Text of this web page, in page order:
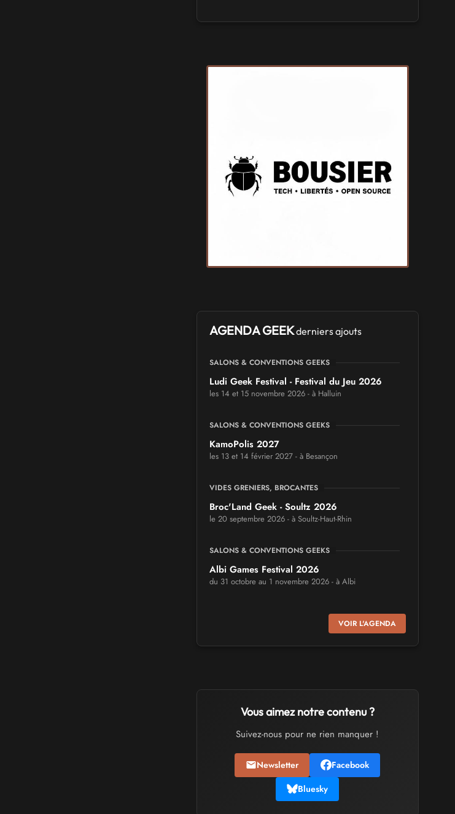
AGENDA GEEKderniers ajouts
SALONS & CONVENTIONS GEEKS
Ludi Geek Festival - Festival du Jeu 2026
les 14 et 15 novembre 2026 - à Halluin
SALONS & CONVENTIONS GEEKS
KamoPolis 2027
les 13 et 14 février 2027 - à Besançon
VIDES GRENIERS, BROCANTES
Broc'Land Geek - Soultz 2026
le 20 septembre 2026 - à Soultz-Haut-Rhin
SALONS & CONVENTIONS GEEKS
Albi Games Festival 2026
du 31 octobre au 1 novembre 2026 - à Albi
SALONS & CONVENTIONS GEEKS
Virtual Calais - salon du jeu vidéo et des
loisirs numériques 2026
SALONS & CONVENTIONS GEEKS
Trolls et Légendes 2027
du 26 au 28 mars 2027 - à Mons
CULTURE JAPONAISE ET OTAKU
Mang'Azur 2027
les 24 et 25 avril 2027 - à Toulon
VOIR L'AGENDA
Vous aimez notre contenu ?
Suivez-nous pour ne rien manquer !
Newsletter
Facebook
Bluesky